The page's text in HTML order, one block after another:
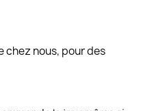
chez nous, pour des